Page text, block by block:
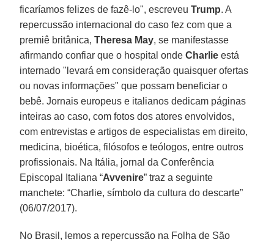
ficaríamos felizes de fazê-lo", escreveuTrump. A
repercussão internacional do caso fez com que a
premiê britânica,Theresa May, se manifestasse
afirmando confiar que o hospital ondeCharlie está
internado "levará em consideração quaisquer ofertas
ou novas informações" que possam beneficiar o
bebê. Jornais europeus e italianos dedicam páginas
inteiras ao caso, com fotos dos atores envolvidos,
com entrevistas e artigos de especialistas em direito,
medicina, bioética, filósofos e teólogos, entre outros
profissionais. Na Itália, jornal da Conferência
Episcopal Italiana “Avvenire” traz a seguinte
manchete: “Charlie, símbolo da cultura do descarte”
(06/07/2017).
No Brasil, lemos a repercussão na Folha de São